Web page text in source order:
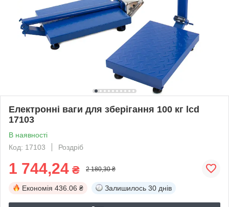
Електронні ваги для зберігання 100 кг lcd
17103
В наявності
Код: 17103
Роздріб
1 744,24 ₴ 2 180,30 ₴
Економія 436.06 ₴ Залишилось 30 днів